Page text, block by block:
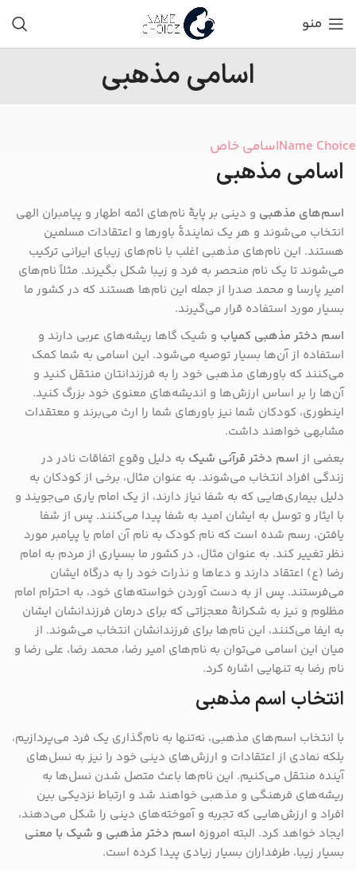
منو
اسامی مذهبی
Name Choiceاسامی خاص
اسامی مذهبی
اسم‌های مذهبی و دینی بر پایهٔ نام‌های ائمه اطهار و پیامبران الهی
انتخاب می‌شوند و هر یک نمایندهٔ باورها و اعتقادات مسلمین
هستند. این نام‌های مذهبی اغلب با نام‌های زیبای ایرانی ترکیب
می‌شوند تا یک نام منحصر به فرد و زیبا شکل بگیرند. مثلاً نام‌های
امیر پارسا و محمد صدرا از جمله این نام‌ها هستند که در کشور ما
بسیار مورد استفاده قرار می‌گیرند.
اسم‌ دختر مذهبی کمیاب و شیک گاها ریشه‌های عربی دارند و
استفاده از آن‌ها بسیار توصیه می‌شود. این اسامی به شما کمک
می‌کنند که باورهای مذهبی خود را به فرزندانتان منتقل کنید و
آن‌ها را بر اساس ارزش‌ها و اندیشه‌های معنوی خود بزرگ کنید.
اینطوری، کودکان شما نیز باورهای شما را ارث می‌برند و معتقدات
مشابهی خواهند داشت.
بعضی از اسم دختر قرآنی شیک به دلیل وقوع اتفاقات نادر در
زندگی افراد انتخاب می‌شوند. به عنوان مثال، برخی از کودکان به
دلیل بیماری‌هایی که به شفا نیاز دارند، از یک امام یاری می‌جویند و
با ایثار و توسل به ایشان امید به شفا پیدا می‌کنند. پس از شفا
یافتن، رسم شده است که نام کودک به نام آن امام یا پیامبر مورد
نظر تغییر کند. به عنوان مثال، در کشور ما بسیاری از مردم به امام
رضا (ع) اعتقاد دارند و دعاها و نذرات خود را به درگاه ایشان
می‌فرستند. پس از به دست آوردن خواسته‌های خود، به احترام امام
مظلوم و نیز به شکرانهٔ معجزاتی که برای درمان فرزندانشان ایشان
به ایفا می‌کنند، این نام‌ها برای فرزندانشان انتخاب می‌شوند. از
میان این اسامی می‌توان به نام‌های امیر رضا، محمد رضا، علی رضا و
نام رضا به تنهایی اشاره کرد.
انتخاب اسم مذهبی
با انتخاب اسم‌های مذهبی، نه‌تنها به نام‌گذاری یک فرد می‌پردازیم،
بلکه نمادی از اعتقادات و ارزش‌های دینی خود را نیز به نسل‌های
آینده منتقل می‌کنیم. این نام‌ها باعث متصل شدن نسل‌ها به
ریشه‌های فرهنگی و مذهبی خواهند شد و ارتباط نزدیکی بین
افراد و ارزش‌هایی که تجربه و آموخته‌های دینی را شکل می‌دهند،
ایجاد خواهد کرد. البته امروزه اسم دختر مذهبی و شیک با معنی
بسیار زیبا، طرفداران بسیار زیادی پیدا کرده است.